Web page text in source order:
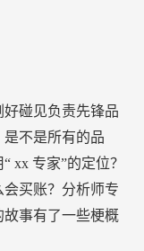
碰见负责先锋品
不是所有的品
“ xx 专家”的定位？
买账？分析师专
事有了一些梗概